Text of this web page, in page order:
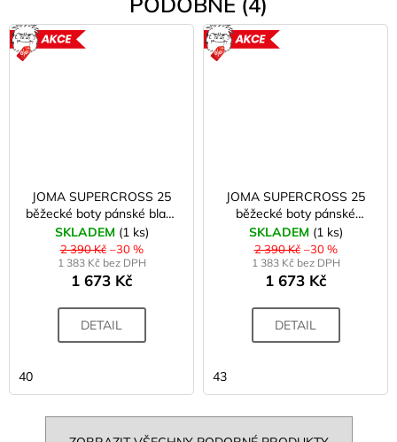
JOMA SUPERCROSS 25
běžecké boty pánské black
lemon
SKLADEM (1 ks)
2 390 Kč –30 %
1 383 Kč bez DPH
1 673 Kč
DETAIL
40
JOMA SUPERCROSS 25
běžecké boty pánské
orange
SKLADEM (1 ks)
2 390 Kč –30 %
1 383 Kč bez DPH
1 673 Kč
DETAIL
43